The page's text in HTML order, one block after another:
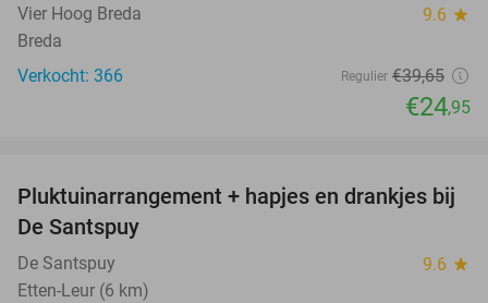
Vier Hoog Breda 9.6 star
Breda
Verkocht: 366
Regulier €39,65
€24,95
41%
Pluktuinarrangement + hapjes en drankjes bij
De Santspuy
De Santspuy 9.6 star
Etten-Leur (6 km)